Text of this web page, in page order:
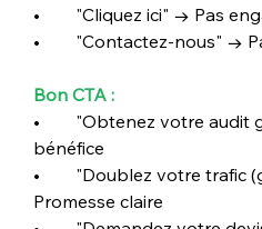
•        "Cliquez ici" → Pas
•        "Contactez-nous" →
Bon CTA :
•        "Obtenez votre
bénéfice
•        "Doublez votre
Promesse claire